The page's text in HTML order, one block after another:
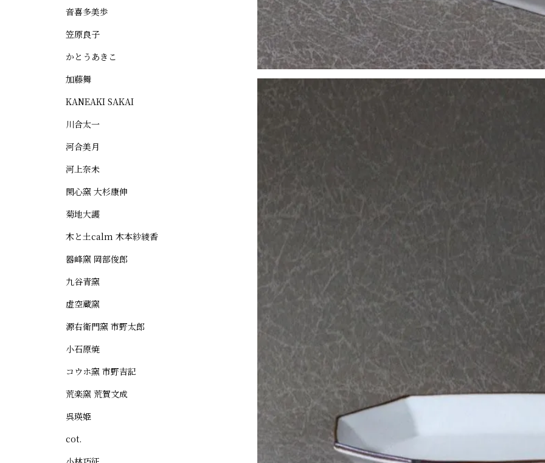
音喜多美歩
笠原良子
かとうあきこ
加藤舞
KANEAKI SAKAI
川合太一
河合美月
河上奈未
閑心窯 大杉康伸
菊地大護
木と土calm 木本紗綾香
器峰窯 岡部俊郎
九谷青窯
虚空蔵窯
源右衛門窯 市野太郎
小石原焼
コウホ窯 市野吉記
荒楽窯 荒賀文成
呉瑛姫
cot.